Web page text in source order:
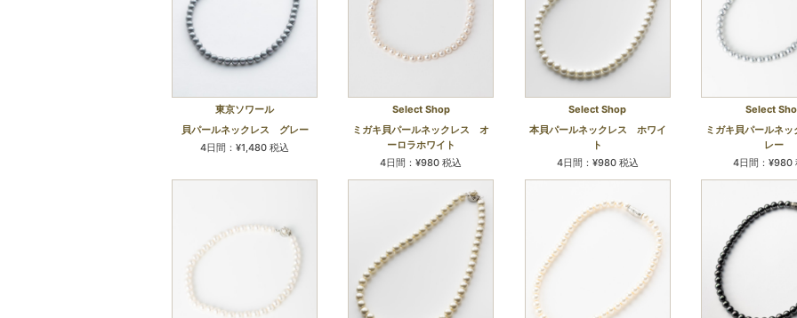
東京ソワール
貝パールネックレス グレー
4日間：¥1,480 税込
Select Shop
ミガキ貝パールネックレス オ
ーロラホワイト
4日間：¥980 税込
Select Shop
本貝パールネックレス ホワイ
ト
4日間：¥980 税込
Select
ミガキ貝パールネ
レー
4日間：¥980